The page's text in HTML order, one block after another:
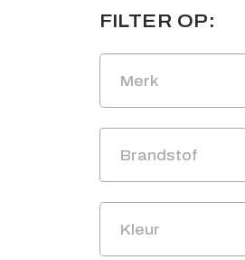
FILTER OP:
Merk
Brandstof
Kleur